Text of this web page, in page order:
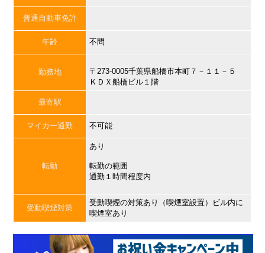
普通自動車免許
年齢 不問
勤務地
〒273-0005千葉県船橋市本町７－１１－５
ＫＤＸ船橋ビル１階
最寄駅
マイカー通勤 不可能
転勤
あり
転勤の範囲
通勤１時間程度内
受動喫煙対策
受動喫煙の対策あり（喫煙室設置）ビル内に
喫煙室あり